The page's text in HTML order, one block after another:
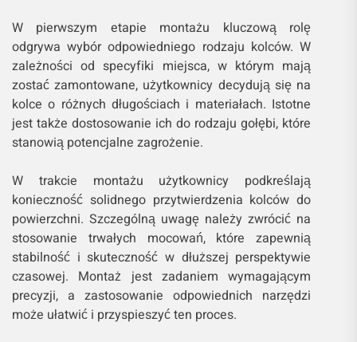
W pierwszym etapie montażu kluczową rolę
odgrywa wybór odpowiedniego rodzaju kolców. W
zależności od specyfiki miejsca, w którym mają
zostać zamontowane, użytkownicy decydują się na
kolce o różnych długościach i materiałach. Istotne
jest także dostosowanie ich do rodzaju gołębi, które
stanowią potencjalne zagrożenie.
W trakcie montażu użytkownicy podkreślają
konieczność solidnego przytwierdzenia kolców do
powierzchni. Szczególną uwagę należy zwrócić na
stosowanie trwałych mocowań, które zapewnią
stabilność i skuteczność w dłuższej perspektywie
czasowej. Montaż jest zadaniem wymagającym
precyzji, a zastosowanie odpowiednich narzędzi
może ułatwić i przyspieszyć ten proces.